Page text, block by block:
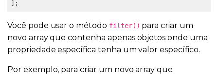
];
Você pode usar o método filter() para criar um
novo array que contenha apenas objetos onde uma
propriedade específica tenha um valor específico.
Por exemplo, para criar um novo array que